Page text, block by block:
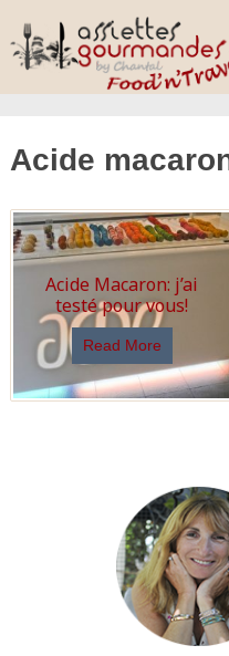
Acide
Acide Macaron: j’ai
testé pour vous!
Read More